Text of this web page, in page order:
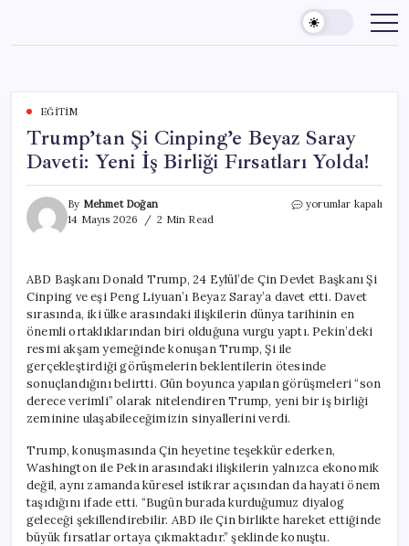
content
EĞITIM
Trump’tan Şi Cinping’e Beyaz Saray
Daveti: Yeni İş Birliği Fırsatları Yolda!
By Mehmet Doğan
14 Mayıs 2026
2 Min Read
Trump’tan
Daveti:
Yeni
İş
Birliği
Yolda!
için
yorumlar kapalı
ABD Başkanı Donald Trump, 24 Eylül’de Çin Devlet Başkanı Şi
Cinping ve eşi Peng Liyuan’ı Beyaz Saray’a davet etti. Davet
sırasında, iki ülke arasındaki ilişkilerin dünya tarihinin en
önemli ortaklıklarından biri olduğuna vurgu yaptı. Pekin’deki
resmi akşam yemeğinde konuşan Trump, Şi ile
gerçekleştirdiği görüşmelerin beklentilerin ötesinde
sonuçlandığını belirtti. Gün boyunca yapılan görüşmeleri “son
derece verimli” olarak nitelendiren Trump, yeni bir iş birliği
zeminine ulaşabileceğimizin sinyallerini verdi.
Trump, konuşmasında Çin heyetine teşekkür ederken,
Washington ile Pekin arasındaki ilişkilerin yalnızca ekonomik
değil, aynı zamanda küresel istikrar açısından da hayati önem
taşıdığını ifade etti. “Bugün burada kurduğumuz diyalog
geleceği şekillendirebilir. ABD ile Çin birlikte hareket ettiğinde
büyük fırsatlar ortaya çıkmaktadır.” şeklinde konuştu.